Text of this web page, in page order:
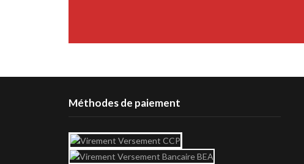
Méthodes de paiement